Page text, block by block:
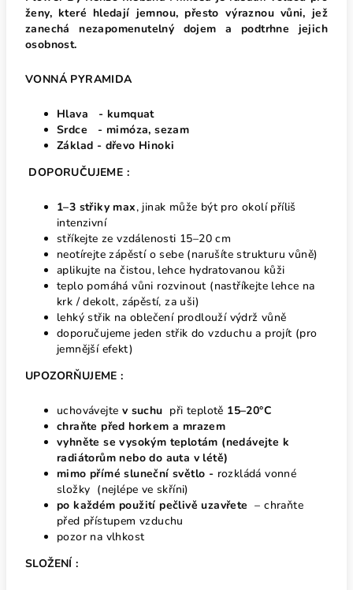
ženy, které hledají jemnou, přesto výraznou vůni, jež
zanechá nezapomenutelný dojem a podtrhne jejich
osobnost.
VONNÁ PYRAMIDA
Hlava - kumquat
Srdce - mimóza, sezam
Základ - dřevo Hinoki
DOPORUČUJEME :
1–3 střiky max, jinak může být pro okolí příliš
intenzivní
stříkejte ze vzdálenosti 15–20 cm
neotírejte zápěstí o sebe (narušíte strukturu vůně)
aplikujte na čistou, lehce hydratovanou kůži
teplo pomáhá vůni rozvinout (nastříkejte lehce na
krk / dekolt, zápěstí, za uši)
lehký střik na oblečení prodlouží výdrž vůně
doporučujeme jeden střik do vzduchu a projít (pro
jemnější efekt)
UPOZORŇUJEME :
uchovávejte v suchu při teplotě 15–20°C
chraňte před horkem a mrazem
vyhněte se vysokým teplotám (nedávejte k
radiátorům nebo do auta v létě)
mimo přímé sluneční světlo - rozkládá vonné
složky (nejlépe ve skříni)
po každém použití pečlivě uzavřete – chraňte
před přístupem vzduchu
pozor na vlhkost
SLOŽENÍ :